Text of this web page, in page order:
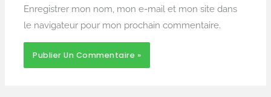
Enregistrer mon nom, mon e-mail et mon site dans
le navigateur pour mon prochain commentaire.